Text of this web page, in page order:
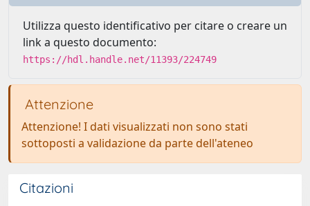
Utilizza questo identificativo per citare o creare un
link a questo documento:
https://hdl.handle.net/11393/224749
Attenzione
Attenzione! I dati visualizzati non sono stati
sottoposti a validazione da parte dell'ateneo
Citazioni